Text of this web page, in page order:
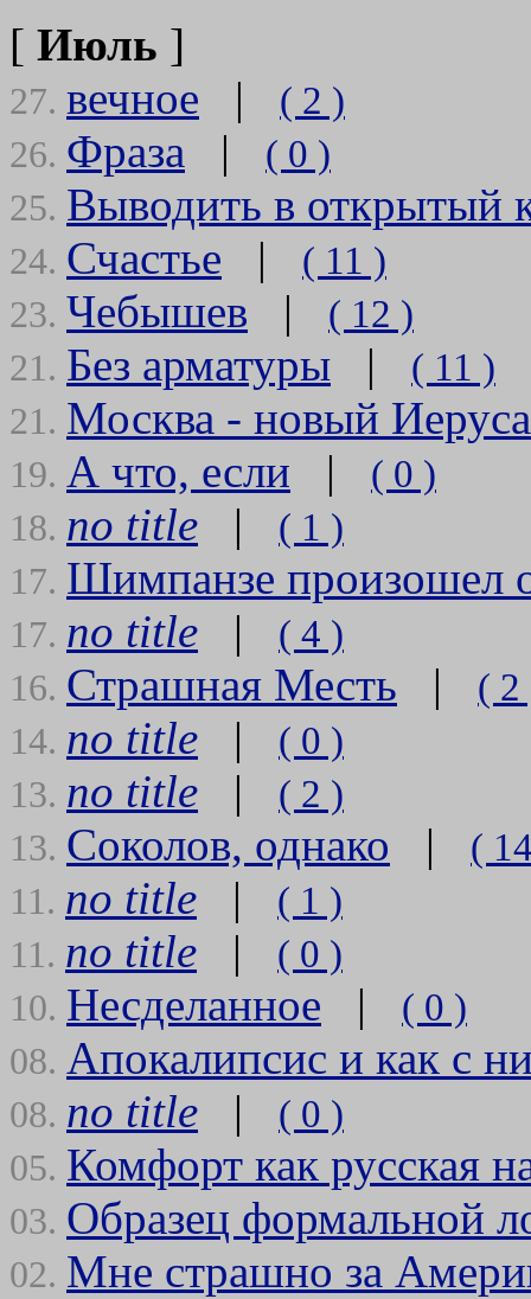
[ Июль ]
27. вечное | ( 2 )
26. Фраза | ( 0 )
25. Выводить в открытый
24. Счастье | ( 11 )
23. Чебышев | ( 12 )
21. Без арматуры | ( 11 )
21. Москва - новый
19. А что, если | ( 0 )
18. no title | ( 1 )
17. Шимпанзе произошел
17. no title | ( 4 )
16. Страшная Месть | ( 2
14. no title | ( 0 )
13. no title | ( 2 )
13. Соколов, однако | (
11. no title | ( 1 )
11. no title | ( 0 )
10. Несделанное | ( 0 )
08. Апокалипсис и как с
08. no title | ( 0 )
05. Комфорт как русская
03. Образец формальной
02. Мне страшно за